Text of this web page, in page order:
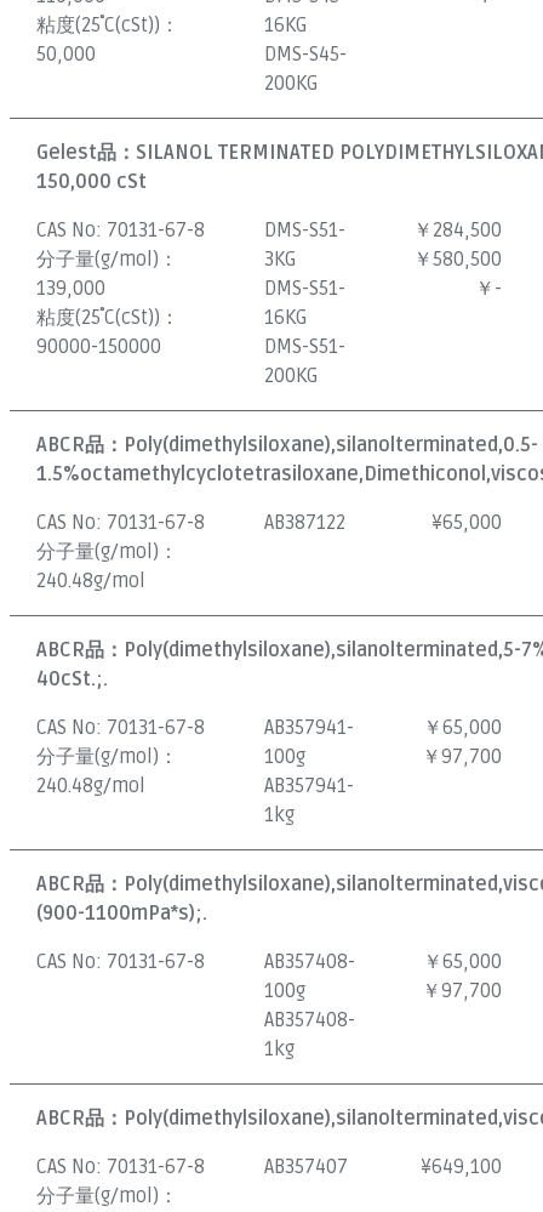
粘度(25˚C(cSt))：
50,000
16KG
DMS-S45-
200KG
Gelest品： SILANOL TERMINATED
150,000 cSt
CAS No: 70131-67-8
分子量(g/mol)：
139,000
粘度(25˚C(cSt))：
90000-150000
DMS-S51-
3KG
DMS-S51-
16KG
DMS-S51-
200KG
￥284,500
￥580,500
￥-
ABCR品： Poly(dimethylsiloxane),silanolterminated,0.5-
CAS No: 70131-67-8
分子量(g/mol)：
240.48g/mol
AB387122 ¥65,000
ABCR品： Poly(dimethylsiloxane),silanolterminated,5-
40cSt.;.
CAS No: 70131-67-8
分子量(g/mol)：
240.48g/mol
AB357941-
100g
AB357941-
1kg
￥65,000
￥97,700
ABCR品：
(900-1100mPa*s);.
CAS No: 70131-67-8
AB357408-
100g
AB357408-
1kg
￥65,000
￥97,700
ABCR品：
CAS No: 70131-67-8
分子量(g/mol)：
AB357407 ¥649,100